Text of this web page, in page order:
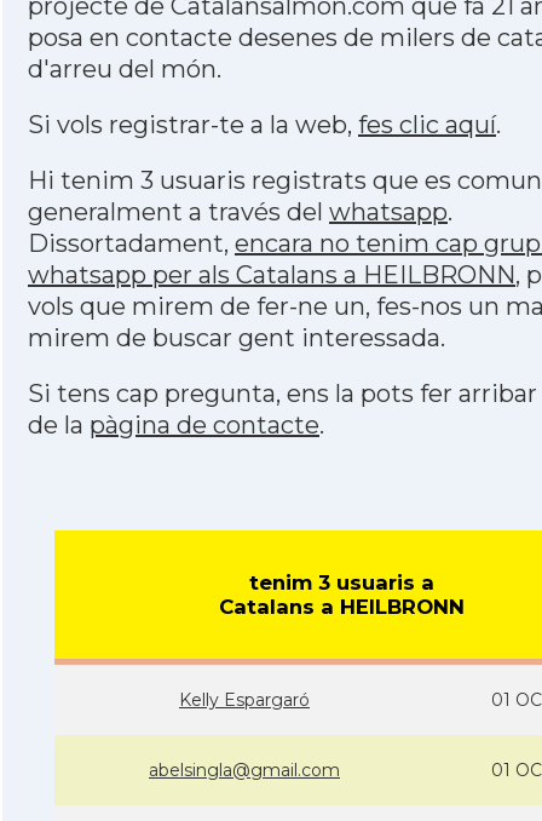
projecte de Catalansalmon.com que fa 21
posa en contacte desenes de milers de
d'arreu del món.
Si vols registrar-te a la web, fes clic aquí.
Hi tenim 3 usuaris registrats que es
generalment a través del whatsapp.
Dissortadament, encara no tenim cap
whatsapp per als Catalans a HEILBRONN,
vols que mirem de fer-ne un, fes-nos un
mirem de buscar gent interessada.
Si tens cap pregunta, ens la pots fer arribar
de la pàgina de contacte.
tenim 3 usuaris a
Catalans a HEILBRONN
Kelly Espargaró 01
abelsingla@gmail.com 01